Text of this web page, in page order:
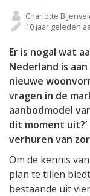
Charlotte
10 jaar geleden
Er is nogal wat
Nederland is
nieuwe
vragen in de
aanbodmodel
dit moment uit?’
verhuren van
Om de kennis
plan te tillen
bestaande uit